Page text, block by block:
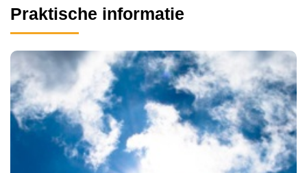
Praktische informatie